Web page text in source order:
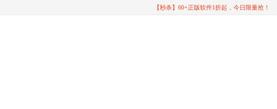
【秒杀】60+正版软件1折起，今日限量抢！